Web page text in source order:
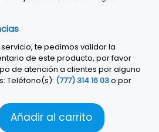
te pedimos validar la
de este producto, por favor
de atención a clientes por alguno
Teléfono(s): (777) 314 16 03o por
Añadir al carrito